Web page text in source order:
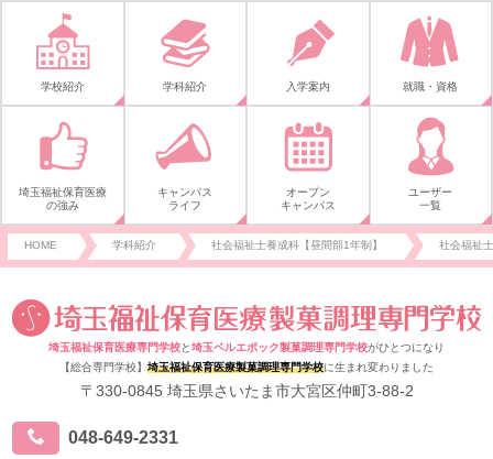
学校紹介 学科紹介 入学案内 就職・資格
埼玉福祉保育医療
の強み
キャンパス
ライフ
オープン
キャンパス
ユーザー
一覧
HOME 学科紹介 社会福祉士養成科【昼間部1年制】 社会福祉
埼玉福祉保育医療専門学校と埼玉ベルエポック製菓調理専門学校がひとつになり
【総合専門学校】 埼玉福祉保育医療製菓調理専門学校に生まれ変わりました
〒330-0845 埼玉県さいたま市大宮区仲町3-88-2
048-649-2331